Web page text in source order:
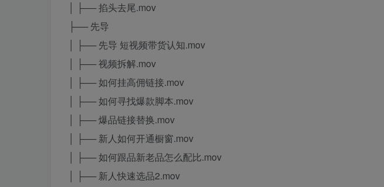
│ ├── 掐头去尾.mov
├── 先导
│ ├── 先导 短视频带货认知.mov
│ ├── 视频拆解.mov
│ ├── 如何挂高佣链接.mov
│ ├── 如何寻找爆款脚本.mov
│ ├── 爆品链接替换.mov
│ ├── 新人如何开通橱窗.mov
│ ├── 如何跟品新老品怎么配比.mov
│ ├── 新人快速选品2.mov